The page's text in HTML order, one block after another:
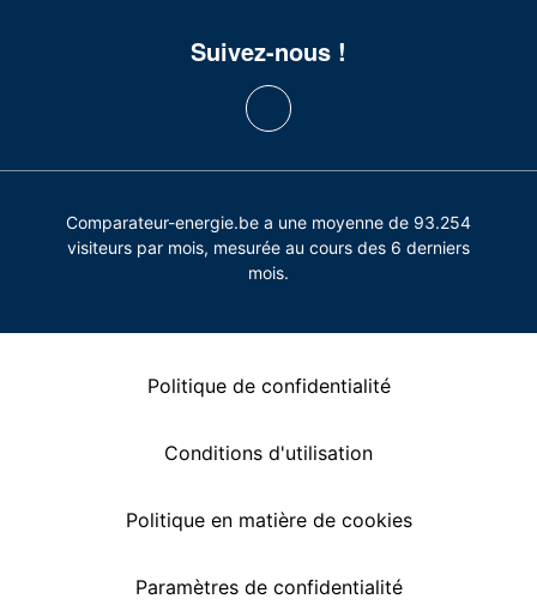
Suivez-nous !
Comparateur-energie.be a une moyenne de 93.254
visiteurs par mois, mesurée au cours des 6 derniers
mois.
Politique de confidentialité
Conditions d'utilisation
Politique en matière de cookies
Paramètres de confidentialité